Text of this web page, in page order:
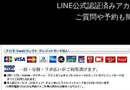
LINE公式認証済みアカ
ご質問や予約も